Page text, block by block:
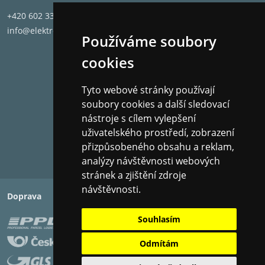
Používáme soubory
cookies
Tyto webové stránky používají
soubory cookies a další sledovací
nástroje s cílem vylepšení
uživatelského prostředí, zobrazení
přizpůsobeného obsahu a reklam,
analýzy návštěvnosti webových
stránek a zjištění zdroje
návštěvnosti.
Souhlasím
Odmítám
+420 602 331 662
info@elektronet.cz
Doprava Platba